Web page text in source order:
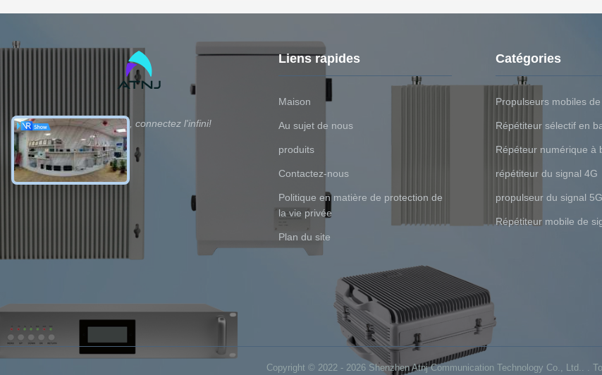
Dirigez la pièce, connectez l'infini!
Liens rapides
Maison
Au sujet de nous
produits
Contactez-nous
Politique en matière de protection de
la vie privée
Plan du site
Catégories
Propulseurs mobiles
Répétiteur sélectif en
Répéteur numérique à
répétiteur du signal 4G
propulseur du signal 5G
Répétiteur mobile de
Copyright © 2022 - 2026 Shenzhen Atnj Communication Technology Co., Ltd.. .